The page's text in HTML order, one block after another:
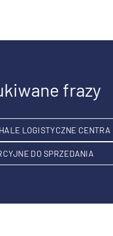
frazy
LOGISTYCZNE
DO SPRZEDANIA